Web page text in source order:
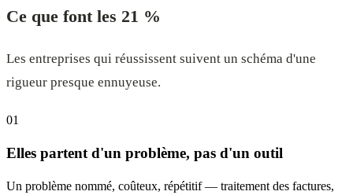
Ce que font les 21 %
Les entreprises qui réussissent suivent un schéma d'une
rigueur presque ennuyeuse.
01
Elles partent d'un problème, pas d'un outil
Un problème nommé, coûteux, répétitif — traitement des factures,